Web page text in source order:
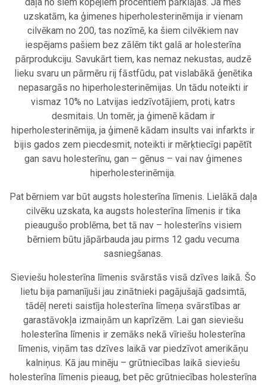
daļa no šiem kopējiem procentiem pārklājas. Ja mēs
uzskatām, ka ģimenes hiperholesterinēmija ir vienam
cilvēkam no 200, tas nozīmē, ka šiem cilvēkiem nav
iespējams pašiem bez zālēm tikt galā ar holesterīna
pārprodukciju. Savukārt tiem, kas nemaz nekustas, audzē
lieku svaru un pārmēru rij fāstfūdu, pat vislabākā ģenētika
nepasargās no hiperholesterinēmijas. Un tādu noteikti ir
vismaz 10% no Latvijas iedzīvotājiem, proti, katrs
desmitais. Un tomēr, ja ģimenē kādam ir
hiperholesterinēmija, ja ģimenē kādam insults vai infarkts ir
bijis gados zem piecdesmit, noteikti ir mērķtiecīgi papētīt
gan savu holesterīnu, gan – gēnus – vai nav ģimenes
hiperholesterinēmija.
Pat bērniem var būt augsts holesterīna līmenis. Lielākā daļa
cilvēku uzskata, ka augsts holesterīna līmenis ir tika
pieaugušo problēma, bet tā nav – holesterīns visiem
bērniem būtu jāpārbauda jau pirms 12 gadu vecuma
sasniegšanas.
Sieviešu holesterīna līmenis svārstās visā dzīves laikā. Šo
lietu bija pamanījuši jau zinātnieki pagājušajā gadsimtā,
tādēļ nereti saistīja holesterīna līmeņa svārstības ar
garastāvokļa izmaiņām un kaprīzēm. Lai gan sieviešu
holesterīna līmenis ir zemāks nekā vīriešu holesterīna
līmenis, viņām tas dzīves laikā var piedzīvot amerikāņu
kalniņus. Kā jau minēju – grūtniecības laikā sieviešu
holesterīna līmenis pieaug, bet pēc grūtniecības holesterīna